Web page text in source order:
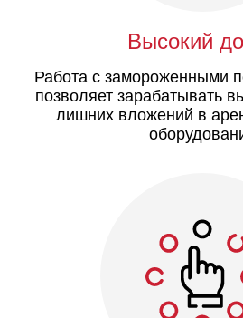
Высокий
Работа с замороженными
позволяет зарабатывать
лишних вложений в